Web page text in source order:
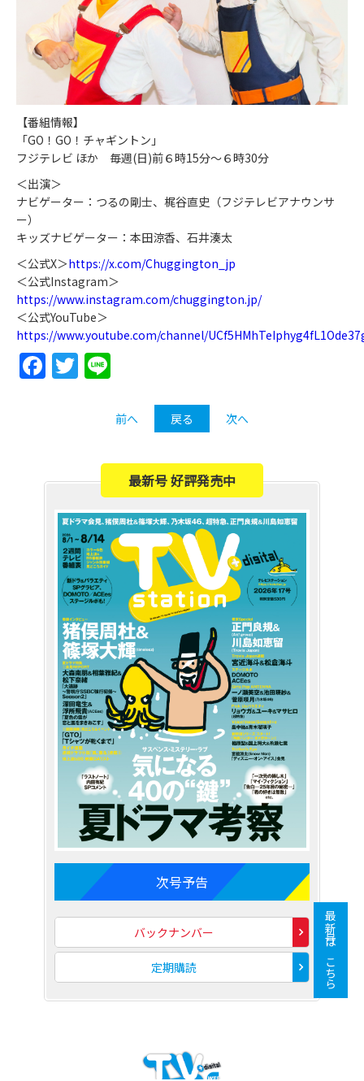
【番組情報】
「GO！GO！チャギントン」
フジテレビ ほか 毎週(日)前６時15分～６時30分
＜出演＞
ナビゲーター：つるの剛士、梶谷直史（フジテレビアナウンサ
ー）
キッズナビゲーター：本田涼香、石井湊太
＜公式X＞https://x.com/Chuggington_jp
＜公式Instagram＞
https://www.instagram.com/chuggington.jp/
＜公式YouTube＞
https://www.youtube.com/channel/
Facebook
Twitter
前へ 戻る 次へ
最新号 好評発売中
次号予告
バックナンバー
定期購読 最新号はこちら